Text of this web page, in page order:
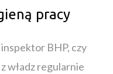
pracy
BHP, czy
władz regularnie